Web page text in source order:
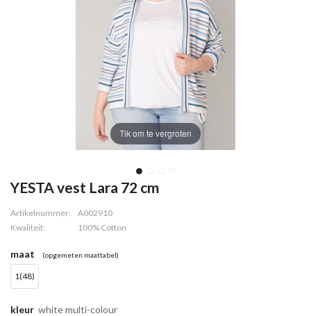
Tik om te vergroten
YESTA vest Lara 72 cm
Artikelnummer:
A002910
Kwaliteit:
100% Cotton
maat (opgemeten maattabel)
1(48)
kleur white multi-colour